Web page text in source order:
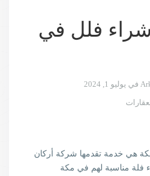
فلل في
هي خدمة تقدمها شركة أركان
فلة مناسبة لهم في مكة